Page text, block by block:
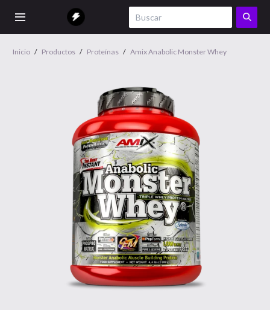
Inicio / Productos / Proteínas / Amix Anabolic Monster Whey